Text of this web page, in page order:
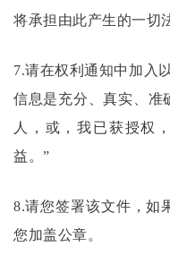
将承担由此产生的一切
7.请在权利通知中加入
信息是充分、真实、准
人，或，我已获授权
益。”
8.请您签署该文件，如
您加盖公章。